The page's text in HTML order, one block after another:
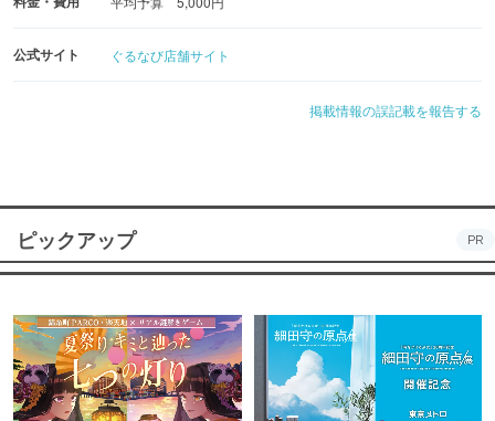
公式サイト ぐるなび店舗サイト
掲載情報の誤記載を報告する
ピックアップ PR